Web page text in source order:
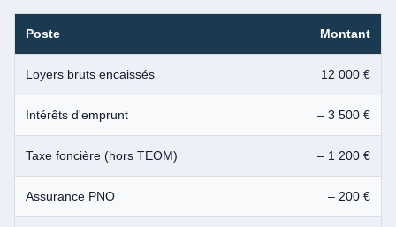
Poste Montant
Loyers bruts encaissés 12 000 €
Intérêts d'emprunt – 3 500 €
Taxe foncière (hors TEOM) – 1 200 €
Assurance PNO – 200 €